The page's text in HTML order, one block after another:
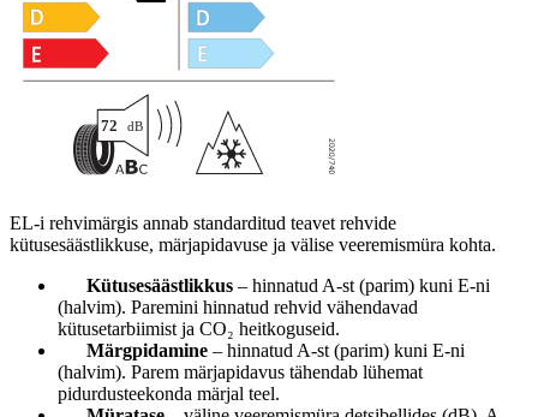
EL-i rehvimärgis annab standarditud teavet rehvide
kütusesäästlikkuse, märjapidavuse ja välise veeremismüra kohta.
Kütusesäästlikkus – hinnatud A-st (parim) kuni E-ni
(halvim). Paremini hinnatud rehvid vähendavad
kütusetarbiimist ja CO₂ heitkoguseid.
Märgpidamine – hinnatud A-st (parim) kuni E-ni
(halvim). Parem märjapidavus tähendab lühemat
pidurdusteekonda märjal teel.